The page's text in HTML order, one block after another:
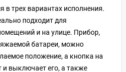
в трех вариантах исполнения.
подходит для
и на улице. Прибор,
батареи, можно
положение, а кнопка на
и выключает его, а также